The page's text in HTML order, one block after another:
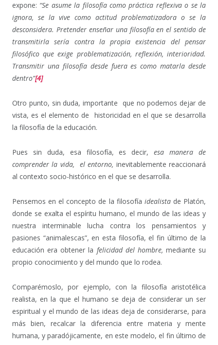
expone: “Se asume la filosofía como práctica reflexiva o se la
ignora, se la vive como actitud problematizadora o se la
desconsidera. Pretender enseñar una filosofía en el sentido de
transmitirla sería contra la propia existencia del pensar
filosófico que exige problematización, reflexión, interioridad.
Transmitir una filosofía desde fuera es como matarla desde
dentro”[4]
Otro punto, sin duda, importante que no podemos dejar de
vista, es el elemento de historicidad en el que se desarrolla
la filosofía de la educación.
Pues sin duda, esa filosofía, es decir,esa manera de
comprender la vida, el entorno, inevitablemente reaccionará
al contexto socio-histórico en el que se desarrolla.
Pensemos en el concepto de la filosofía idealista de Platón,
donde se exalta el espíritu humano, el mundo de las ideas y
nuestra interminable lucha contra los pensamientos y
pasiones “animalescas”, en esta filosofía, el fin último de la
educación era obtener la felicidad del hombre, mediante su
propio conocimiento y del mundo que lo rodea.
Comparémoslo, por ejemplo, con la filosofía aristotélica
realista, en la que el humano se deja de considerar un ser
espiritual y el mundo de las ideas deja de considerarse, para
más bien, recalcar la diferencia entre materia y mente
humana, y paradójicamente, en este modelo, el fin último de